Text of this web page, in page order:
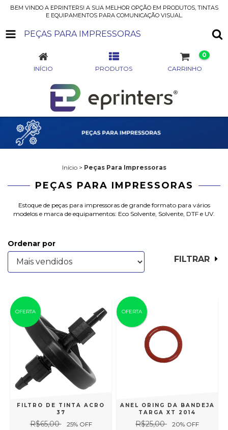
BEM VINDO A EPRINTERS! A SUA MELHOR OPÇÃO EM PRODUTOS, TINTAS
E EQUIPAMENTOS PARA COMUNICAÇÃO VISUAL.
PEÇAS PARA IMPRESSORAS
INÍCIO PRODUTOS CARRINHO
0
Início > Peças Para Impressoras
PEÇAS PARA IMPRESSORAS
Estoque de peças para impressoras de grande formato para vários
modelos e marca de equipamentos: Eco Solvente, Solvente, DTF e UV.
Ordenar por
FILTRAR
OFERTA
FILTRO DE TINTA ACRO
37
R$65,00 25% OFF
OFERTA
ANEL ORING DA BANDEJA
TARGA XT 2014
R$25,00 20% OFF